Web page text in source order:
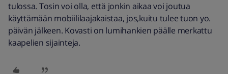
tulossa. Tosin voi olla, että jonkin aikaa voi joutua
käyttämään mobiililaajakaistaa, jos,kuitu tulee tuon yo.
päivän jälkeen. Kovasti on lumihankien päälle merkattu
kaapelien sijainteja.